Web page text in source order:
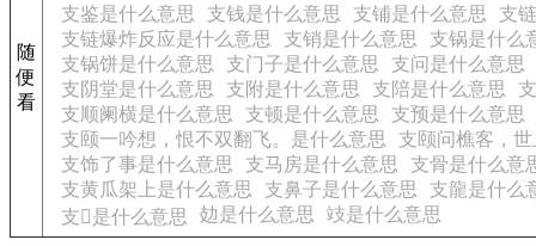
随
便
看
支鉴是什么意思
支钱是什么意思 支铺是什么意思
支
支链爆炸反应是什么意思
支销是什么意思
支锅是什么
支锅饼是什么意思
支门子是什么意思
支问是什么意思
支阴堂是什么意思
支附是什么意思 支陪是什么意思
支顺阑横是什么意思
支顿是什么意思
支预是什么意思
支颐一吟想，恨不双翻飞。是什么意思
支颐问樵客，
支饰了事是什么意思
支马房是什么意思
支骨是什么意
支黄瓜架上是什么意思
支鼻子是什么意思
支龍是什么
支𬣣是什么意思
攰是什么意思 攱是什么意思